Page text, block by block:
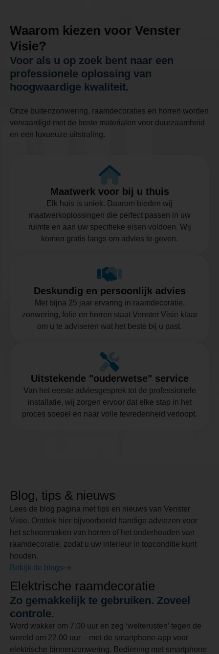
Waarom kiezen voor Venster
Visie?
Voor als u op zoek bent naar een
professionele oplossing van
hoogwaardige kwaliteit.
Onze buitenzonwering, raamdecoraties en horren worden
vervaardigd met de beste materialen voor duurzaamheid
en een luxueuze uitstraling.
Maatwerk voor bij u thuis
Elk huis is uniek. Daarom bieden wij
maatwerkoplossingen die perfect passen in uw
ruimte en aan uw specifieke eisen voldoen. Wij
komen gratis langs om advies te geven.
Deskundig en persoonlijk advies
Met bijna 25 jaar ervaring in raamdecoratie,
zonwering, folie en horren staat Venster Visie klaar
om u te adviseren wat het beste bij u past.
Uitstekende "ouderwetse" service
Van het eerste adviesgesprek tot de professionele
installatie, wij zorgen ervoor dat elke stap in het
proces soepel en naar volle tevredenheid verloopt.
Blog, tips & nieuws
Lees de blog pagina met tips en nieuws van Venster
Visie. Ontdek hier bijvoorbeeld handige adviezen voor
het schoonmaken van horren of het onderhouden van
raamdecoratie, zodat u uw interieur in topconditie kunt
houden.
Bekijk de blogs
Elektrische raamdecoratie
Zo gemakkelijk te gebruiken. Zoveel
controle.
Word wakker om 7.00 uur en zeg ‘welterusten’ tegen de
wereld om 22.00 uur – met de smartphone-app voor
elektrische binnenzonwering. Bediening met smartphone